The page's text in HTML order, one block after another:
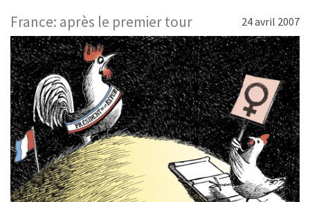
France: après le premier tour 24 avril 2007